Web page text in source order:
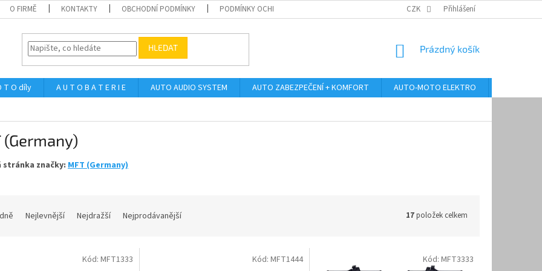
O FIRMĚ KONTAKTY OBCHODNÍ PODMÍNKY PODMÍNKY OCHRANY OSOBNÍCH ÚDAJŮ ODSTOUPENÍ OD KUPNÍ SMLOUVY
CZK Přihlášení
HLEDAT
NÁKUPNÍ
Prázdný košík
T O díly A U T O B A T E R I E AUTO AUDIO SYSTEM AUTO ZABEZPEČENÍ + KOMFORT AUTO-MOTO ELEKTRO
(Germany)
stránka značky: MFT (Germany)
Nejlevnější Nejdražší Nejprodávanější 17položek celkem
Kód: MFT1333 Kód: MFT1444 Kód: MFT3333